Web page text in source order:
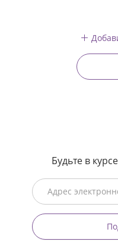
Будьте в